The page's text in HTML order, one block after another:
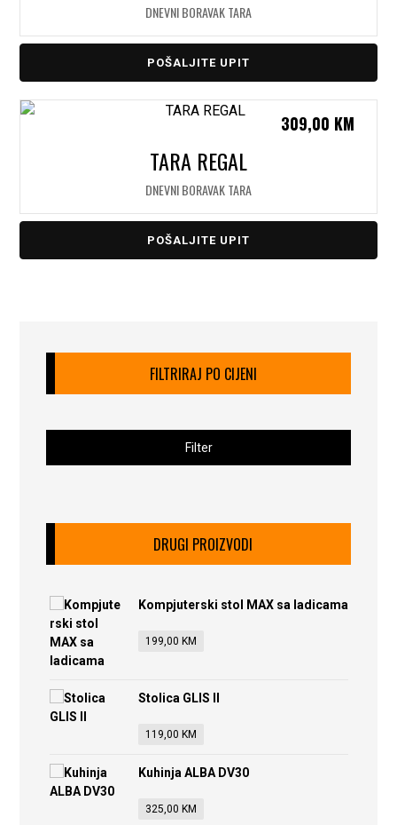
DNEVNI BORAVAK TARA
POŠALJITE UPIT
TARA REGAL
DNEVNI BORAVAK TARA
309,00 KM
POŠALJITE UPIT
FILTRIRAJ PO CIJENI
Filter
DRUGI PROIZVODI
Kompjuterski stol MAX sa ladicama
199,00 KM
Stolica GLIS II
119,00 KM
Kuhinja ALBA DV30
325,00 KM